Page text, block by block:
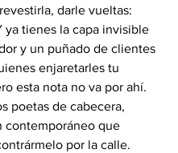
darle vueltas:
ya tienes la capa invisible
y un puñado de clientes
enjaretarles tu
esta nota no va por ahí.
poetas de cabecera,
contemporáneo que
por la calle.